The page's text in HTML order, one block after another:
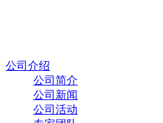
公司介绍
公司简介
公司新闻
公司活动